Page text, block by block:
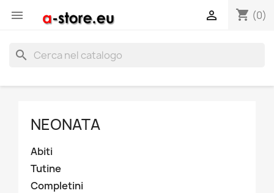
 shopping_cart (0)

search
NEONATA
Abiti
Tutine
Completini